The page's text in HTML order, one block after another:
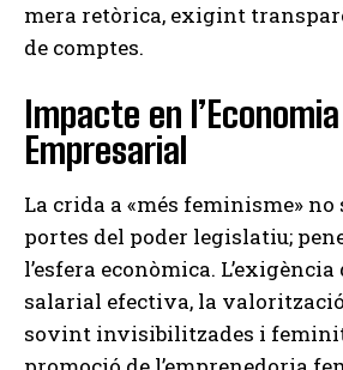
mera retòrica, exigint
de comptes.
Impacte en
Empresarial
La crida a «més feminisme» no
portes del poder legislatiu;
l’esfera econòmica.
salarial efectiva, la
sovint invisibilitzades i